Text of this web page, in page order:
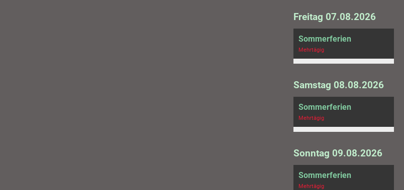
Freitag 07.08.2026
Sommerferien
Mehrtägig
Samstag 08.08.2026
Sommerferien
Mehrtägig
Sonntag 09.08.2026
Sommerferien
Mehrtägig